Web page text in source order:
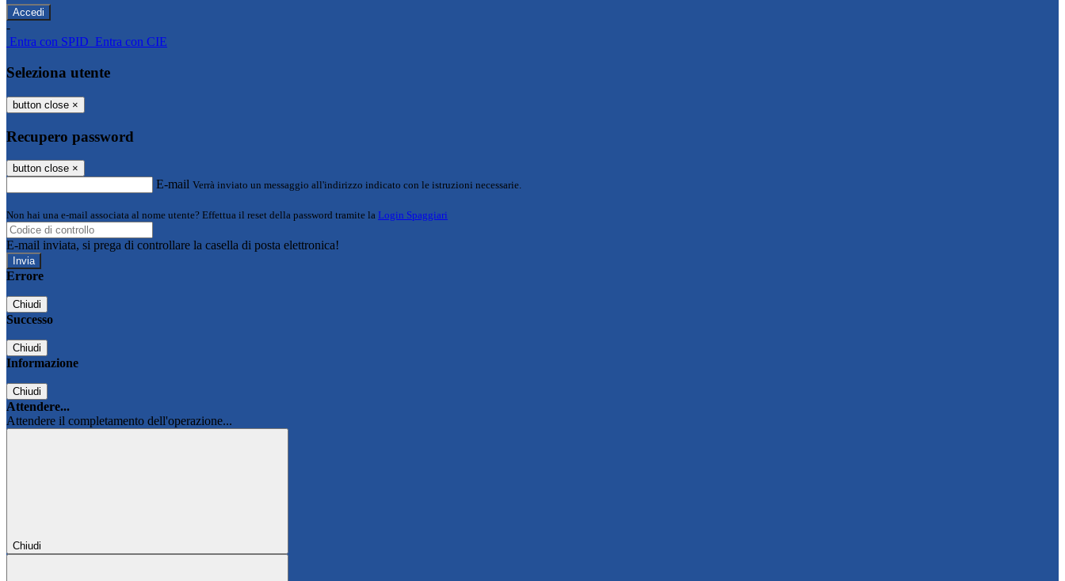
-
Entra con SPID Entra con CIE
Seleziona utente
button close ×
Recupero password
button close ×
E-mail Verrà inviato un messaggio all'indirizzo indicato con le istruzioni necessarie.
Non hai una e-mail associata al nome utente? Effettua il reset della password tramite la Login Spaggiari
E-mail inviata, si prega di controllare la casella di posta elettronica!
Errore
Chiudi
Successo
Chiudi
Informazione
Chiudi
Attendere...
Attendere il completamento dell'operazione...
Chiudi